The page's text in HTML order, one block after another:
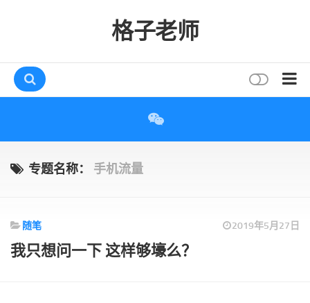
格子老师
互动
专题名称： 手机流量
随笔 2019年5月27日
我只想问一下 这样够壕么？